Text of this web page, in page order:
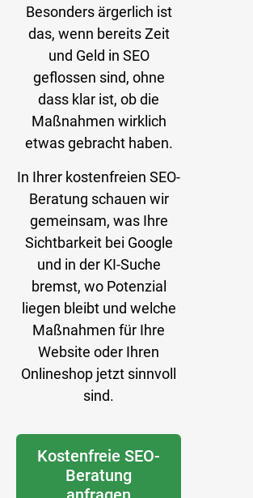
Besonders ärgerlich ist
das, wenn bereits Zeit
und Geld in SEO
geflossen sind, ohne
dass klar ist, ob die
Maßnahmen wirklich
etwas gebracht haben.
In Ihrer kostenfreien SEO-
Beratung schauen wir
gemeinsam, was Ihre
Sichtbarkeit bei Google
und in der KI-Suche
bremst, wo Potenzial
liegen bleibt und welche
Maßnahmen für Ihre
Website oder Ihren
Onlineshop jetzt sinnvoll
sind.
Kostenfreie SEO-
Beratung